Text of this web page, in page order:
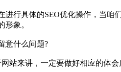
进行具体的SEO优化操作，当
形象。
意什么问题?
站来讲，一定要做好相应的体